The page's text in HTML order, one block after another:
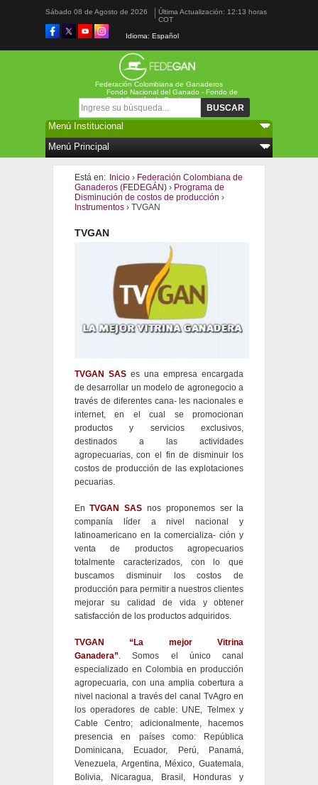
Sábado 08 de Agosto de 2026
Última Actualización: 12:13 horas
COT
Idioma: Español
Federación Colombiana de Ganaderos
Formulario de búsqueda
Fondo Nacional del Ganado - Fondo de
Estabilización de Precios
Está en: Inicio› Federación Colombiana de
Ganaderos (FEDEGÁN)› Programa de
Disminución de costos de producción ›
Instrumentos› TVGAN
TVGAN
TVGAN SASes una empresa encargada
de desarrollar un modelo de agronegocio a
través de diferentes cana- les nacionales e
internet, en el cual se promocionan
productos y servicios exclusivos,
destinados a las actividades
agropecuarias, con el fin de disminuir los
costos de producción de las explotaciones
pecuarias.
En TVGAN SAS nos proponemos ser la
companía líder a nivel nacional y
latinoamericano en la comercializa- ción y
venta de productos agropecuarios
totalmente caracterizados, con lo que
buscamos disminuir los costos de
producción para permitir a nuestros clientes
mejorar su calidad de vida y obtener
satisfacción de los productos adquiridos.
TVGAN “La mejor Vitrina
Ganadera”. Somos el único canal
especializado en Colombia en producción
agropecuaria, con una amplia cobertura a
nivel nacional a través del canal TvAgro en
los operadores de cable: UNE, Telmex y
Cable Centro; adicionalmente, hacemos
presencia en países como: República
Dominicana, Ecuador, Perú, Panamá,
Venezuela, Argentina, México, Guatemala,
Bolivia, Nicaragua, Brasil, Honduras y